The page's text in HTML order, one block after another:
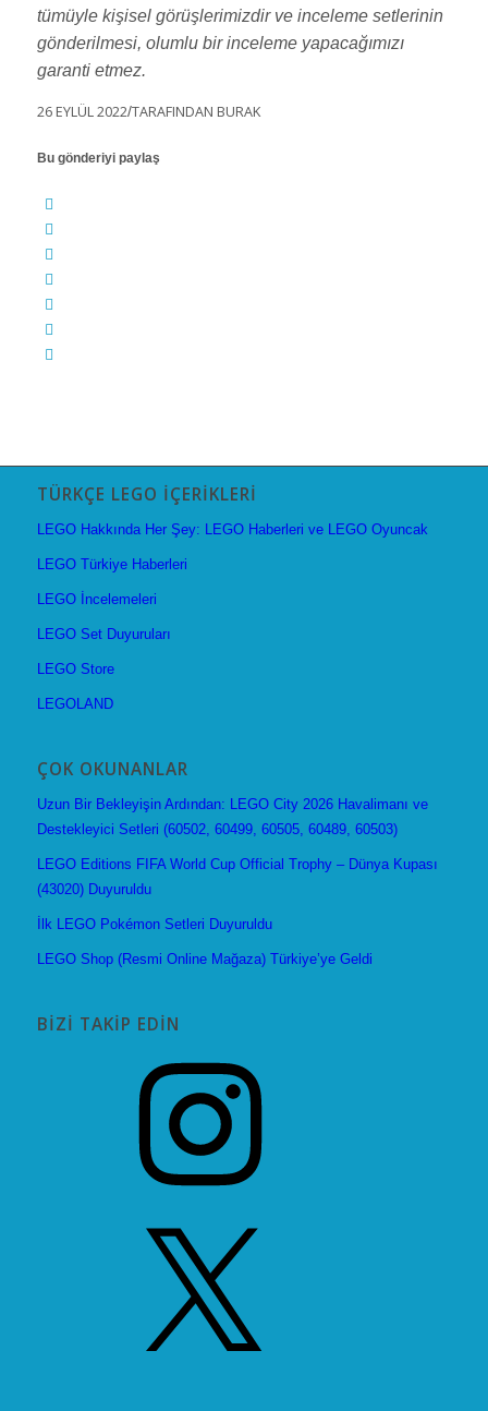
tümüyle kişisel görüşlerimizdir ve inceleme setlerinin
gönderilmesi, olumlu bir inceleme yapacağımızı
garanti etmez.
26 EYLÜL 2022/TARAFINDAN BURAK
Bu gönderiyi paylaş
TÜRKÇE LEGO İÇERIKLERI
LEGO Hakkında Her Şey: LEGO Haberleri ve LEGO Oyuncak
LEGO Türkiye Haberleri
LEGO İncelemeleri
LEGO Set Duyuruları
LEGO Store
LEGOLAND
ÇOK OKUNANLAR
Uzun Bir Bekleyişin Ardından: LEGO City 2026 Havalimanı ve
Destekleyici Setleri (60502, 60499, 60505, 60489, 60503)
LEGO Editions FIFA World Cup Official Trophy – Dünya Kupası
(43020) Duyuruldu
İlk LEGO Pokémon Setleri Duyuruldu
LEGO Shop (Resmi Online Mağaza) Türkiye’ye Geldi
BIZI TAKIP EDIN